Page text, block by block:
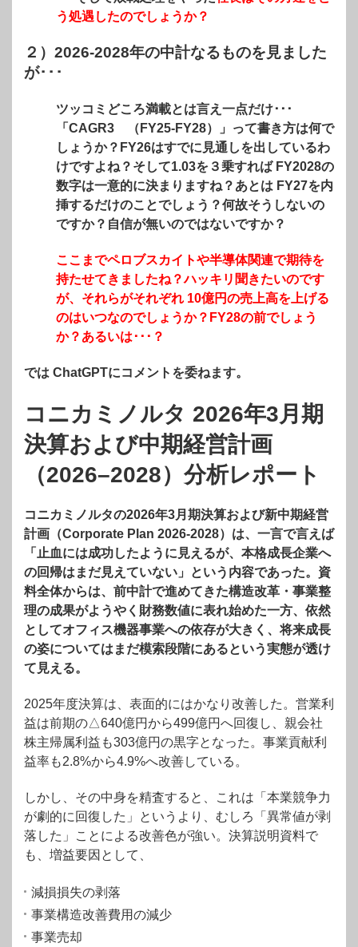
う処遇したのでしょうか？
２）2026-2028年の中計なるものを見ました
が･･･
ツッコミどころ満載とは言え一点だけ･･･
「CAGR3 （FY25-FY28）」って書き方は何で
しょうか？FY26はすでに見通しを出しているわ
けですよね？そして1.03を３乗すれば FY2028の
数字は一意的に決まりますね？あとは FY27を内
挿するだけのことでしょう？何故そうしないの
ですか？自信が無いのではないですか？
ここまでペロブスカイトや半導体関連で期待を
持たせてきましたね？ハッキリ聞きたいのです
が、それらがそれぞれ 10億円の売上高を上げる
のはいつなのでしょうか？FY28の前でしょう
か？あるいは･･･？
では ChatGPTにコメントを委ねます。
コニカミノルタ 2026年3月期
決算および中期経営計画
（2026–2028）分析レポート
コニカミノルタの2026年3月期決算および新中期経営
計画（Corporate Plan 2026-2028）は、一言で言えば
「止血には成功したように見えるが、本格成長企業へ
の回帰はまだ見えていない」という内容であった。資
料全体からは、前中計で進めてきた構造改革・事業整
理の成果がようやく財務数値に表れ始めた一方、依然
としてオフィス機器事業への依存が大きく、将来成長
の姿についてはまだ模索段階にあるという実態が透け
て見える。
2025年度決算は、表面的にはかなり改善した。営業利
益は前期の△640億円から499億円へ回復し、親会社
株主帰属利益も303億円の黒字となった。事業貢献利
益率も2.8%から4.9%へ改善している。
しかし、その中身を精査すると、これは「本業競争力
が劇的に回復した」というより、むしろ「異常値が剥
落した」ことによる改善色が強い。決算説明資料で
も、増益要因として、
減損損失の剥落
事業構造改善費用の減少
事業売却